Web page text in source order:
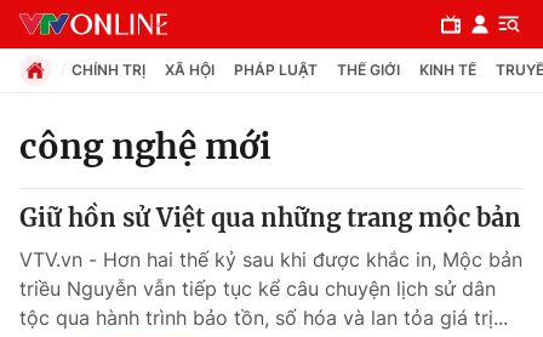
Chuyên mục
Xã hội
CHÍNH TRỊ XÃ HỘI PHÁP LUẬT THẾ GIỚI KINH TẾ
công nghệ mới
Giữ hồn sử Việt qua những trang mộc bản
VTV.vn - Hơn hai thế kỷ sau khi được khắc in, Mộc bản
triều Nguyễn vẫn tiếp tục kể câu chuyện lịch sử dân
tộc qua hành trình bảo tồn, số hóa và lan tỏa giá trị...